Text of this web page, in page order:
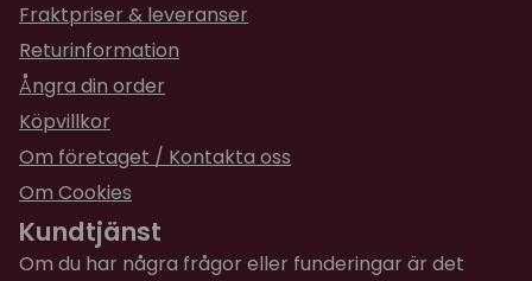
Fraktpriser & leveranser
Returinformation
Ångra din order
Köpvillkor
Om företaget / Kontakta oss
Om Cookies
Kundtjänst
Om du har några frågor eller funderingar är det